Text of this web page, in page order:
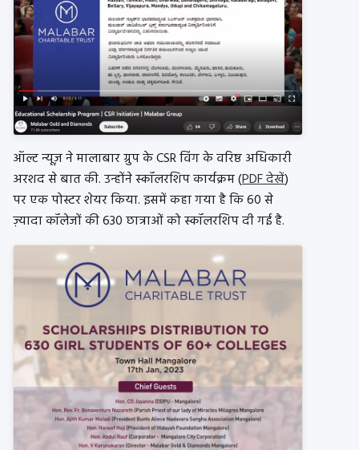
ऑल्ट न्यूज़ ने मालाबार ग्रुप के CSR विंग के वरिष्ठ अधिकारी
अरशद से बात की. उन्होंने स्कॉलरशिप कार्यक्रम (PDF देखें)
पर एक पोस्टर शेयर किया. इसमें कहा गया है कि 60 से
ज़्यादा कॉलेजों की 630 छात्राओं को स्कॉलरशिप दी गई है.